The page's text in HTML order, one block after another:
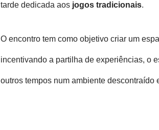
tarde dedicada aos jogos tradicionais.
O encontro tem como objetivo criar um
incentivando a partilha de experiências, o
outros tempos num ambiente descontraído